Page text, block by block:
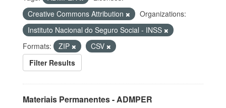
Creative Commons Attribution
Organizations:
Instituto Nacional do Seguro Social - INSS
Formats:
ZIP
CSV
Filter Results
Materiais Permanentes - ADMPER